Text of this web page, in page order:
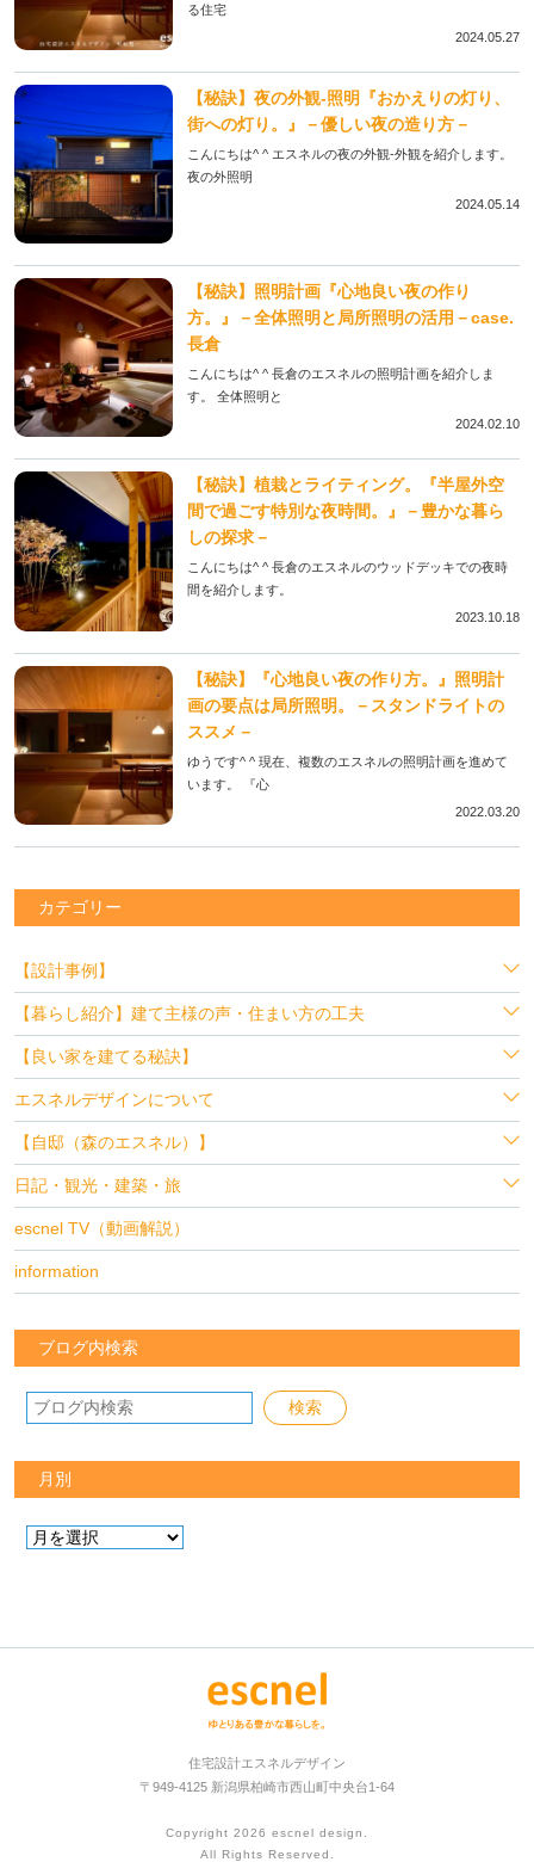
る住宅
2024.05.27
【秘訣】夜の外観-照明『おかえりの灯り、
街への灯り。』－優しい夜の造り方－
こんにちは^ ^ エスネルの夜の外観-外観を紹介します。
夜の外照明
2024.05.14
【秘訣】照明計画『心地良い夜の作り
方。』－全体照明と局所照明の活用－case.
長倉
こんにちは^ ^ 長倉のエスネルの照明計画を紹介しま
す。 全体照明と
2024.02.10
【秘訣】植栽とライティング。『半屋外空
間で過ごす特別な夜時間。』－豊かな暮ら
しの探求－
こんにちは^ ^ 長倉のエスネルのウッドデッキでの夜時
間を紹介します。
2023.10.18
【秘訣】『心地良い夜の作り方。』照明計
画の要点は局所照明。－スタンドライトの
ススメ－
ゆうです^ ^ 現在、複数のエスネルの照明計画を進めて
います。 『心
2022.03.20
カテゴリー
【設計事例】
【暮らし紹介】建て主様の声・住まい方の工夫
【良い家を建てる秘訣】
エスネルデザインについて
【自邸（森のエスネル）】
日記・観光・建築・旅
escnel TV（動画解説）
information
ブログ内検索
月別
住宅設計エスネルデザイン
〒949-4125 新潟県柏崎市西山町中央台1-64
Copyright 2026 escnel design
All Rights Reserved.